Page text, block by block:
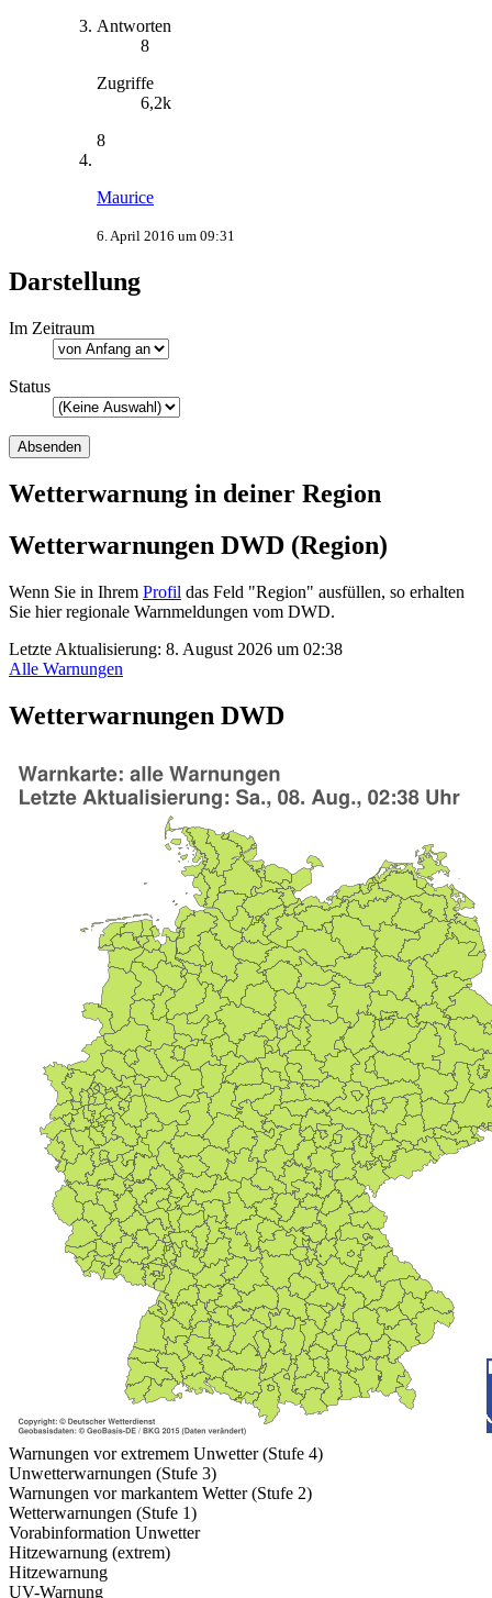
Antworten
8
Zugriffe
6,2k
8
Maurice
6. April 2016 um 09:31
Darstellung
Im Zeitraum
Status
Wetterwarnung in deiner Region
Wetterwarnungen DWD (Region)
Wenn Sie in Ihrem Profil das Feld "Region" ausfüllen, so erhalten
Sie hier regionale Warnmeldungen vom DWD.
Letzte Aktualisierung: 8. August 2026 um 02:38
Alle Warnungen
Wetterwarnungen DWD
Warnungen vor extremem Unwetter (Stufe 4)
Unwetterwarnungen (Stufe 3)
Warnungen vor markantem Wetter (Stufe 2)
Wetterwarnungen (Stufe 1)
Vorabinformation Unwetter
Hitzewarnung (extrem)
Hitzewarnung
UV-Warnung